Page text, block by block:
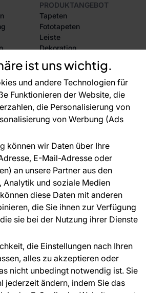
ist uns wichtig.
und andere Technologien für
Funktionieren der Website, die
die Personalisierung von
von Werbung (Ads
können wir Daten über Ihre
E-Mail-Adresse oder
an unsere Partner aus den
Analytik und soziale Medien
diese Daten mit anderen
die Sie ihnen zur Verfügung
sie bei der Nutzung ihrer Dienste
die Einstellungen nach Ihren
alles zu akzeptieren oder
nicht unbedingt notwendig ist. Sie
jederzeit ändern, indem Sie das
PRODUKTANGEBOT
Tapeten
Fototapeten
Leiste
Dekoration
Selbstklebende Folien
Zubehör
Tapetenmuster
ÜBER DAS UNTERNEHMEN
helfen Ihnen gerne weiter